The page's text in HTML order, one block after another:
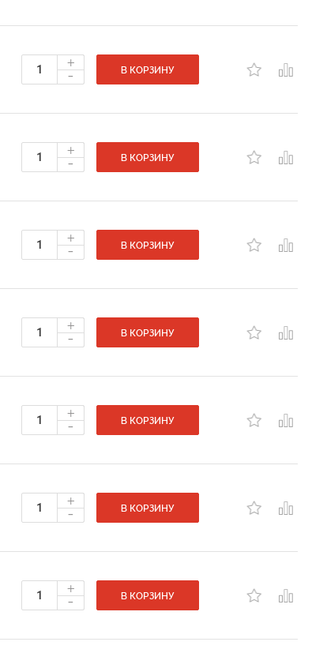
+
- В КОРЗИНУ
+
- В КОРЗИНУ
+
- В КОРЗИНУ
+
- В КОРЗИНУ
+
- В КОРЗИНУ
+
- В КОРЗИНУ
+
- В КОРЗИНУ